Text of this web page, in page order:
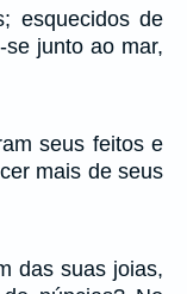
esquecidos de
junto ao mar,
seus feitos e
mais de seus
das suas joias,